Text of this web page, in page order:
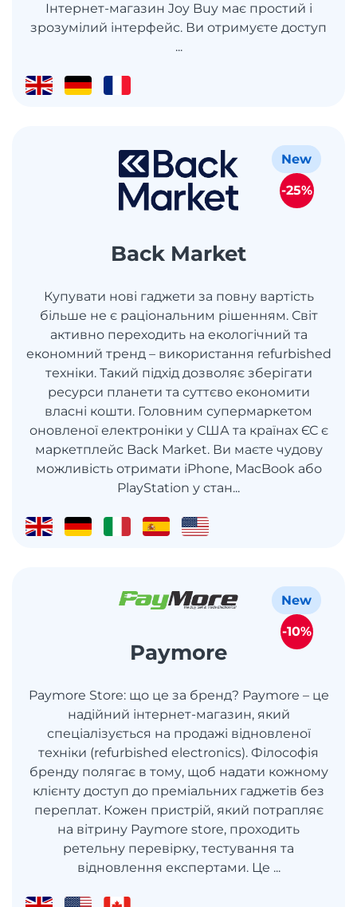
Інтернет-магазин Joy Buy має простий і
зрозумілий інтерфейс. Ви отримуєте доступ
...
Back Market
Купувати нові гаджети за повну вартість
більше не є раціональним рішенням. Світ
активно переходить на екологічний та
економний тренд – використання refurbished
техніки. Такий підхід дозволяє зберігати
ресурси планети та суттєво економити
власні кошти. Головним супермаркетом
оновленої електроніки у США та країнах ЄС є
маркетплейс Back Market. Ви маєте чудову
можливість отримати iPhone, MacBook або
PlayStation у стан...
New
-25%
Paymore
Paymore Store: що це за бренд? Paymore – це
надійний інтернет-магазин, який
спеціалізується на продажі відновленої
техніки (refurbished electronics). Філософія
бренду полягає в тому, щоб надати кожному
клієнту доступ до преміальних гаджетів без
переплат. Кожен пристрій, який потрапляє
на вітрину Paymore store, проходить
ретельну перевірку, тестування та
відновлення експертами. Це ...
New
-10%